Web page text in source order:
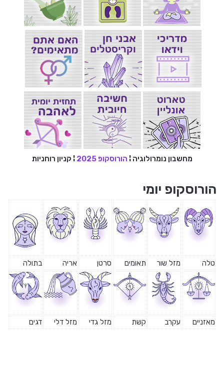
מחשבון נומרולוגיה ¦ הורוסקופ 2025 ¦ קניון רוחניות
הורוסקופ יומי
טלה מזל שור תאומים סרטן אריה בתולה
מאזניים עקרב קשת מזל גדי מזל דלי דגים